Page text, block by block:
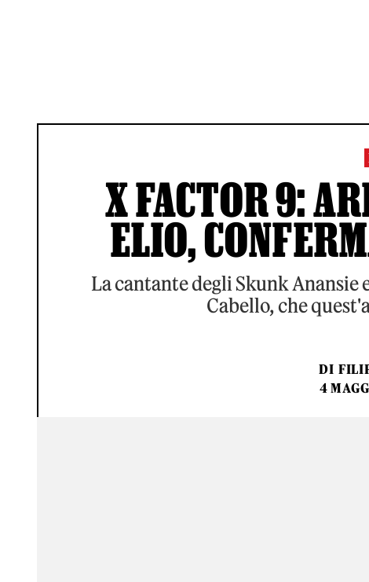
X FACTOR 9:
ELIO,
La cantante degli Skunk
Cabello, che
DI
4